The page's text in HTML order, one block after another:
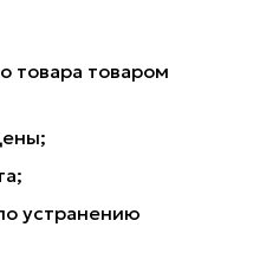
товара товаром
устранению